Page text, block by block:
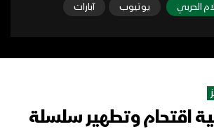
الحربي يوتيوب آبارات
اقتحام وتطهير سلسلة